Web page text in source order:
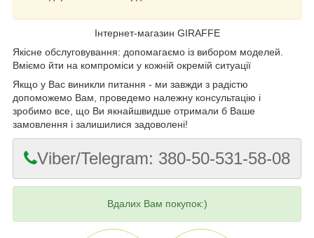
Інтернет-магазин GIRAFFE
Якісне обслуговування: допомагаємо із вибором моделей.
Вміємо йти на компроміси у кожній окремій ситуації
Якщо у Вас виникли питання - ми завжди з радістю
допоможемо Вам, проведемо належну консультацію і
зробимо все, що Ви якнайшвидше отримали б Ваше
замовлення і залишилися задоволені!
Viber/Telegram: 380-50-531-58-08
Вдалих Вам покупок:)